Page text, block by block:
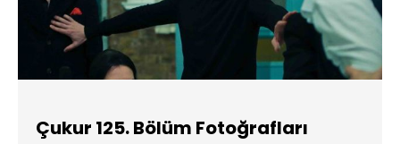
Çukur 125. Bölüm Fotoğrafları